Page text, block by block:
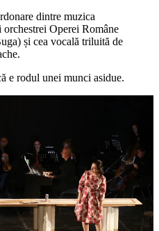
dintre muzica
Operei Române
și cea vocală triluită de
e rodul unei munci asidue.